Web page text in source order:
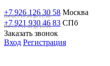
+7 926 126 30 58 Москва
Пн-Вс с 10:00 до 21:00
+7 921 930 46 83 СПб
Пн-Сб c 11:00 до 19:00
Заказать звонок
Вход Регистрация